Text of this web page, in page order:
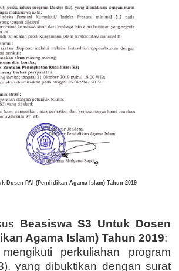
Dosen PAI (Pendidikan Agama Islam) Tahun 2019
Beasiswa S3 Untuk Dosen
Agama Islam) Tahun 2019:
perkuliahan program
yang dibuktikan dengan surat